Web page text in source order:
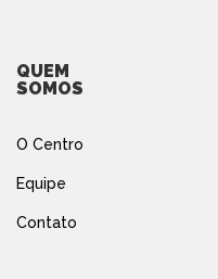
QUEM
SOMOS
O Centro
Equipe
Contato